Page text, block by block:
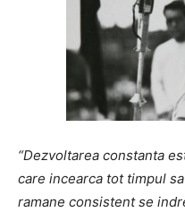
“Dezvoltarea constanta
care incearca tot timpul
ramane consistent se